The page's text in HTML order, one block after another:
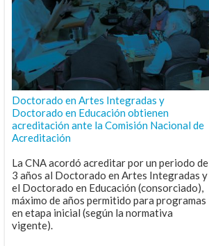
Doctorado en Artes Integradas y
Doctorado en Educación obtienen
acreditación ante la Comisión Nacional de
Acreditación
La CNA acordó acreditar por un periodo de
3 años al Doctorado en Artes Integradas y
el Doctorado en Educación (consorciado),
máximo de años permitido para programas
en etapa inicial (según la normativa
vigente).